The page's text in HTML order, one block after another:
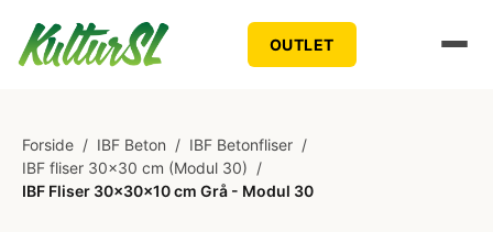
OUTLET
Forside / IBF Beton / IBF Betonfliser /
IBF fliser 30x30 cm (Modul 30) /
IBF Fliser 30x30x10 cm Grå - Modul 30